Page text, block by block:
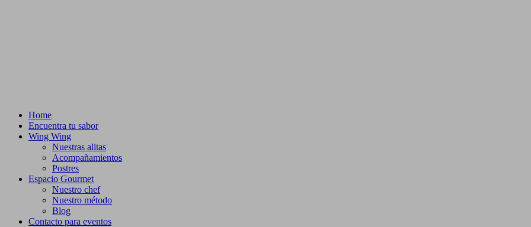
Home
Encuentra tu sabor
Wing Wing
Nuestras alitas
Acompañamientos
Postres
Espacio Gourmet
Nuestro chef
Nuestro método
Blog
Contacto para eventos